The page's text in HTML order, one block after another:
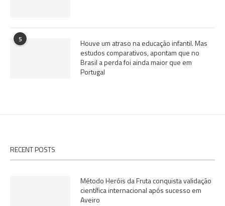
5
Houve um atraso na educação infantil. Mas
estudos comparativos, apontam que no
Brasil a perda foi ainda maior que em
Portugal
RECENT POSTS
Método Heróis da Fruta conquista validação
científica internacional após sucesso em
Aveiro